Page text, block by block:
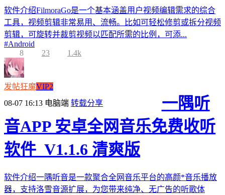
软件介绍FilmoraGo是一个基本涵盖用户视频编辑需求的综合
工具，视频剪辑非常易用、流畅。比如可轻松修剪或拆分视频
剪辑，可旋转并裁剪视频以匹配所需的比例，可添...
#Android
8
23 1.4k
发帖狂魔VIP2
08-07 16:13 电脑端 转载分享
一隅听
音APP 安卓全网音乐免费收听
软件_V1.1.6 清爽版
软件介绍一隅听音是一款聚合全网音乐平台的高颜*音乐播放
器，支持洛雪音源扩展，为您带来纯净、无广告的听歌体